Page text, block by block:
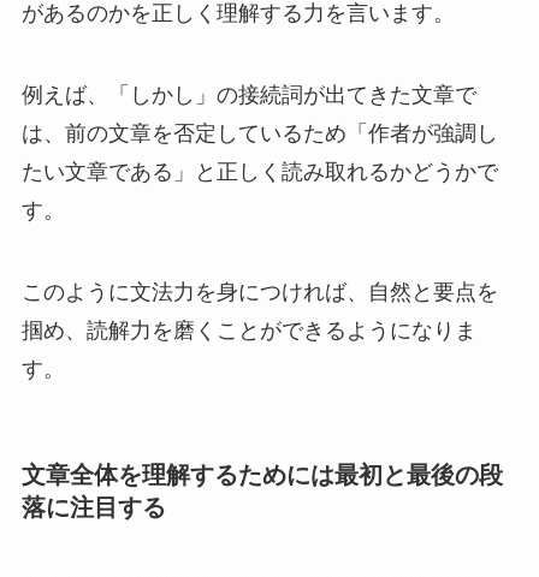
があるのかを正しく理解する力を言います。
例えば、「しかし」の接続詞が出てきた文章で
は、前の文章を否定しているため「作者が強調し
たい文章である」と正しく読み取れるかどうかで
す。
このように文法力を身につければ、自然と要点を
掴め、読解力を磨くことができるようになりま
す。
文章全体を理解するためには最初と最後の段
落に注目する